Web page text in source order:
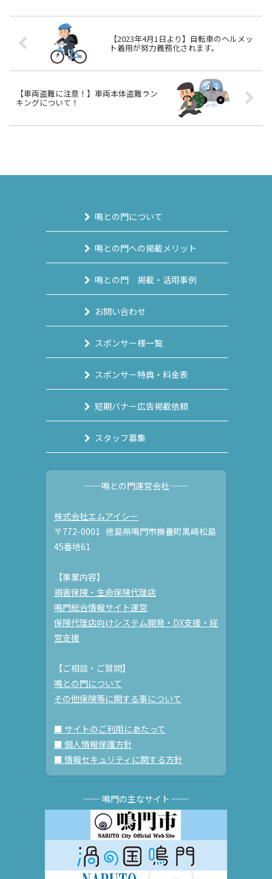
【2023年4月1日より】自転車のヘルメッ
ト着用が努力義務化されます。
【車両盗難に注意！】車両本体盗難ラン
キングについて！
鳴との門について
鳴との門への掲載メリット
鳴との門 掲載・活用事例
お問い合わせ
スポンサー様一覧
スポンサー特典・料金表
短期バナー広告掲載依頼
スタッフ募集
──鳴との門運営会社 ──
株式会社エムアイシー
〒772-0001 徳島県鳴門市撫養町黒崎松島
45番地61
【事業内容】
損害保険・生命保険代理店
鳴門総合情報サイト運営
保険代理店向けシステム開発・DX支援・経
営支援
【ご相談・ご質問】
鳴との門について
その他保険等に関する事について
■ サイトのご利用にあたって
■ 個人情報保護方針
■ 情報セキュリティに関する方針
── 鳴門の主なサイト ──